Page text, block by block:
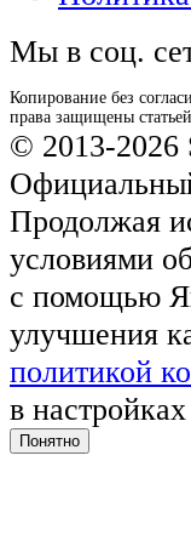
Мы в соц.
Копирование без
права защищены
© 2013-2026
Продолжая
условиями
с помощью
улучшения
политикой
в
Понятно